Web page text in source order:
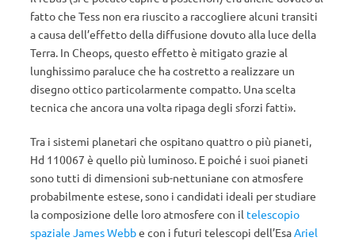
fatto che Tess non era riuscito a raccogliere alcuni transiti
a causa dell’effetto della diffusione dovuto alla luce della
Terra. In Cheops, questo effetto è mitigato grazie al
lunghissimo paraluce che ha costretto a realizzare un
disegno ottico particolarmente compatto. Una scelta
tecnica che ancora una volta ripaga degli sforzi fatti».
Tra i sistemi planetari che ospitano quattro o più pianeti,
Hd 110067 è quello più luminoso. E poiché i suoi pianeti
sono tutti di dimensioni sub-nettuniane con atmosfere
probabilmente estese, sono i candidati ideali per studiare
la composizione delle loro atmosfere con il telescopio
spaziale James Webbe con i futuri telescopi dell’EsaAriel